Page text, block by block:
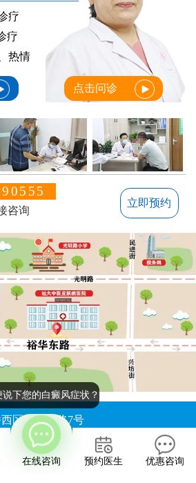
疗
疗
热情
点击问诊
咨询
立即预约
区裕华东路7号
远大中医皮肤病医院
在线咨询
说下您的白癜风症状？
预约医生 优惠咨询